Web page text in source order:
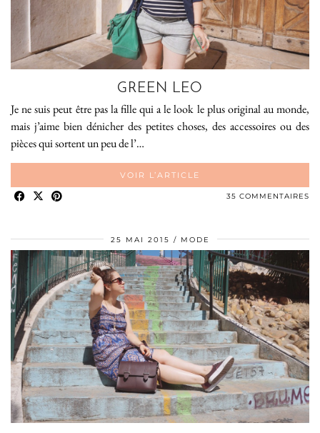
GREEN LEO
Je ne suis peut être pas la fille qui a le look le plus original au monde,
mais j’aime bien dénicher des petites choses, des accessoires ou des
pièces qui sortent un peu de l’…
VOIR L’ARTICLE
35 COMMENTAIRES
25 MAI 2015 MODE